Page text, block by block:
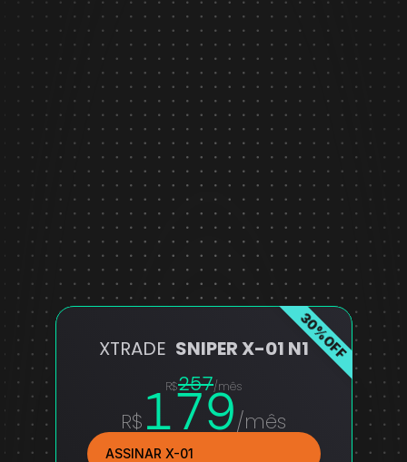
SNIPER X-01
VER EM DETALHES
XTRADE SNIPER X-01 N1
R$257/mês
R$179/mês
ASSINAR X-01
30%OFF